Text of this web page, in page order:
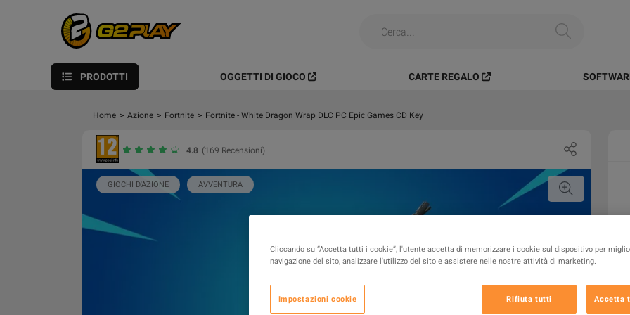
PRODOTTI OGGETTI DI GIOCO CARTE REGALO
Home > Azione > Fortnite > Fortnite - White Dragon Wrap DLC PC Epic Games CD Key
4.8 (169 Recensioni)
GIOCHI D'AZIONE AVVENTURA
Cliccando su “Accetta tutti i cookie”, l'utente accetta di memorizzare i cookie sul dispositivo per
navigazione del sito, analizzare l'utilizzo del sito e assistere nelle nostre attività di marketing.
Impostazioni cookie Rifiuta tutti Accetta